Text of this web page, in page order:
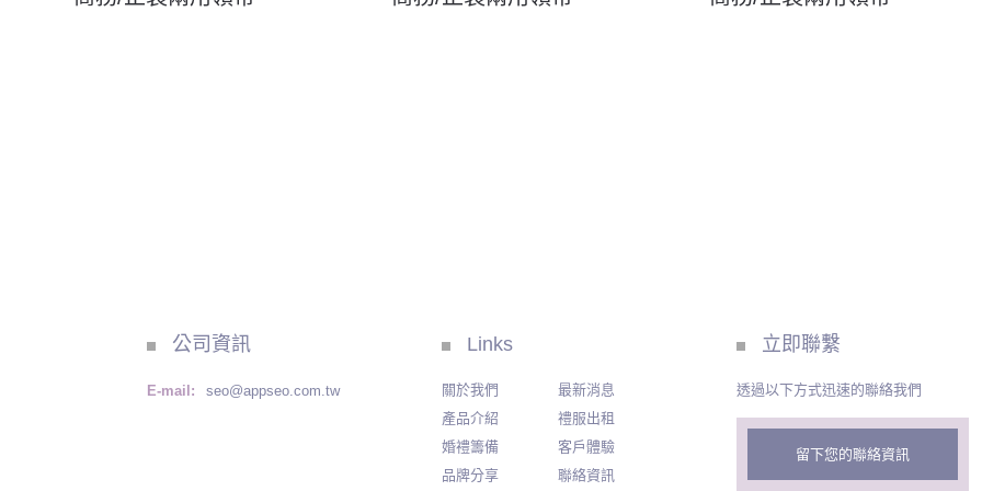
公司資訊
E-mail: seo@appseo.com.tw
Links
關於我們
最新消息
產品介紹
禮服出租
婚禮籌備
客戶體驗
品牌分享
聯絡資訊
立即聯繫
透過以下方式迅速的聯絡我們
留下您的聯絡資訊